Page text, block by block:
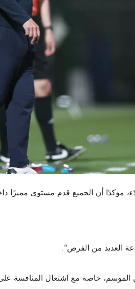
مؤكدًا أن الجميع قدم مستوى مميزًا
العديد من الفرص”.
خاصة مع اشتعال المنافسة على